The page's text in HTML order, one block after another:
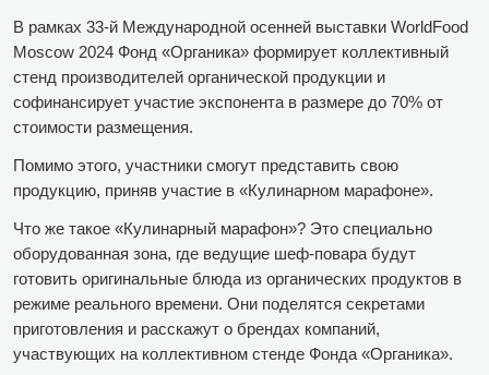
В рамках 33-й Международной осенней выставки WorldFood
Moscow 2024 Фонд «Органика» формирует коллективный
стенд производителей органической продукции и
софинансирует участие экспонента в размере до 70% от
стоимости размещения.
Помимо этого, участники смогут представить свою
продукцию, приняв участие в «Кулинарном марафоне».
Что же такое «Кулинарный марафон»? Это специально
оборудованная зона, где ведущие шеф-повара будут
готовить оригинальные блюда из органических продуктов в
режиме реального времени. Они поделятся секретами
приготовления и расскажут о брендах компаний,
участвующих на коллективном стенде Фонда «Органика».